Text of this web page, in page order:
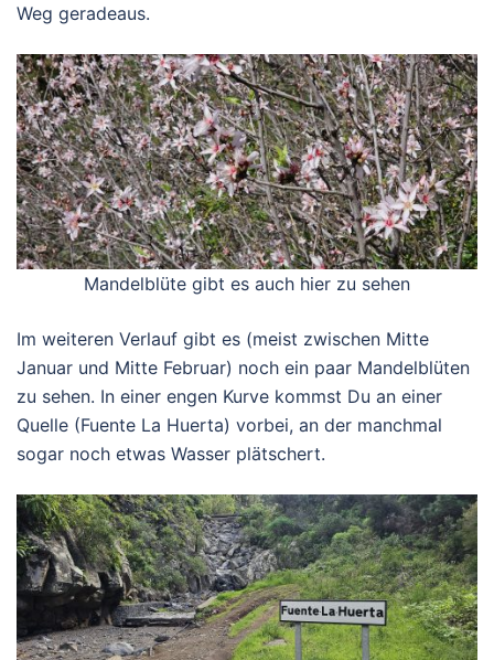
Weg geradeaus.
Mandelblüte gibt es auch hier zu sehen
Im weiteren Verlauf gibt es (meist zwischen Mitte
Januar und Mitte Februar) noch ein paar Mandelblüten
zu sehen. In einer engen Kurve kommst Du an einer
Quelle (Fuente La Huerta) vorbei, an der manchmal
sogar noch etwas Wasser plätschert.